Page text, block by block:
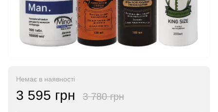
Немає в наявності
3 595 грн 3 780 грн